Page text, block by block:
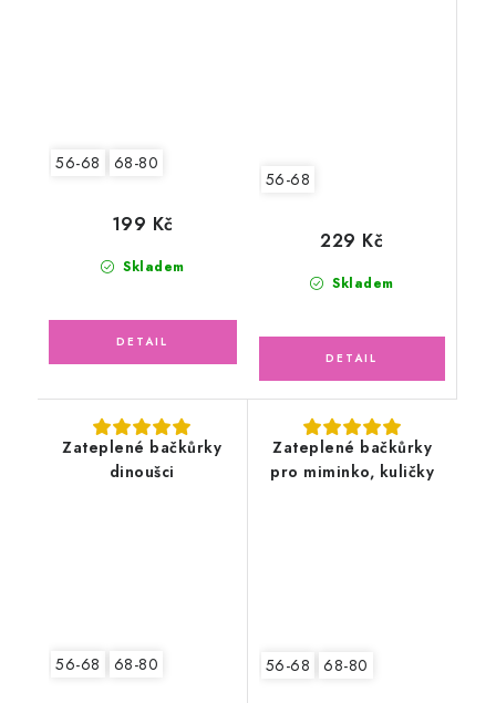
56-68 68-80
Skladem
199 Kč
56-68
Skladem
229 Kč
Zateplené bačkůrky
dinoušci
56-68 68-80
Zateplené bačkůrky
pro miminko, kuličky
56-68 68-80